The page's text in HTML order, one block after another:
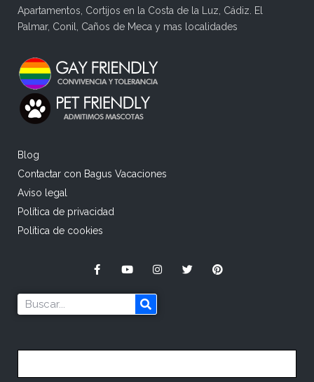
Apartamentos, Cortijos en la Costa de la Luz, Cádiz. El
Palmar, Conil, Caños de Meca y mas localidades
Blog
Contactar con Bagus Vacaciones
Aviso legal
Política de privacidad
Política de cookies